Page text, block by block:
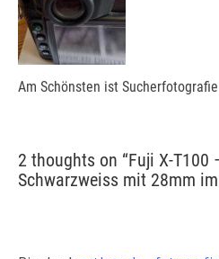
Am Schönsten ist Sucherfotografie
2 thoughts on “Fuji X-T100
Schwarzweiss mit 28mm